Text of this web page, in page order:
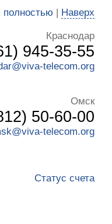
полностью | Наверх
Краснодар
945-35-55
telecom.org
Омск
50-60-00
telecom.org
Статус счета